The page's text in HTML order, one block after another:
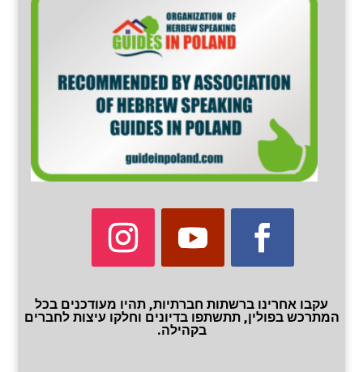
עקבו אחרינו ברשתות חברתיות, תהיו מעודכנים בכל
המתרכש בפולין, תתשתפו בדיונים וחלקו עיצות לחברים
בקהילה.